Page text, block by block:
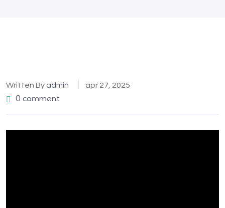
Written By admin ápr 27, 2025
0 comment